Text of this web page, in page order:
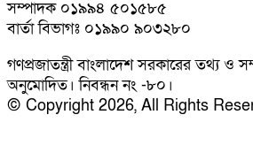
সম্পাদক ০১৯৯৪ ৫০১৫৮৫
বার্তা বিভাগঃ ০১৯৯০ ৯০৩২৮০
গণপ্রজাতন্ত্রী বাংলাদেশ সরকারের তথ্য ও
অনুমোদিত। নিবন্ধন নং -৮০।
© Copyright 2026, All Rights